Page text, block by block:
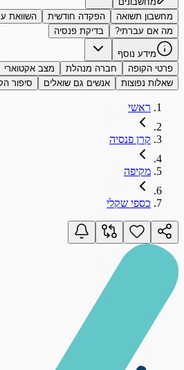
מחשבון תשואה
הפקדה חודשית השוואת
מה אם עברתי?
בדיקת פנסיה
מידע נוסף
פרטי הקופה
חברה מנהלת מצב אקטוארי
שאלות נפוצות
אנשים גם שואלים סיפור
ראשי
קרן פנסיה
מקיפה
כספי שקלי